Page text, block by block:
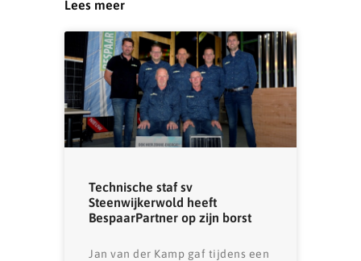
Lees meer
Technische staf sv
Steenwijkerwold heeft
BespaarPartner op zijn borst
Jan van der Kamp gaf tijdens een